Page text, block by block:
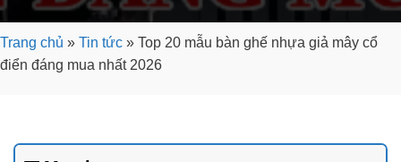
Trang chủ » Tin tức » Top 20 mẫu bàn ghế nhựa giả mây cổ
điển đáng mua nhất 2026